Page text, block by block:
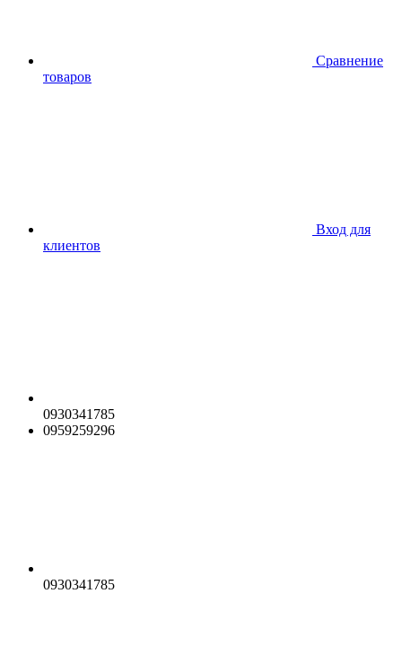
Сравнение
товаров
Вход для
клиентов
0930341785
0959259296
0930341785